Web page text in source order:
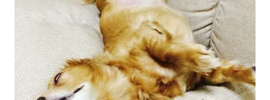
WAHANANEWS
CO ID
WAHANANEWS
NET